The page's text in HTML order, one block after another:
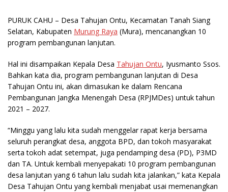
PURUK CAHU – Desa Tahujan Ontu, Kecamatan Tanah Siang
Selatan, Kabupaten Murung Raya (Mura), mencanangkan 10
program pembangunan lanjutan.
Hal ini disampaikan Kepala Desa Tahujan Ontu, Iyusmanto Ssos.
Bahkan kata dia, program pembangunan lanjutan di Desa
Tahujan Ontu ini, akan dimasukan ke dalam Rencana
Pembangunan Jangka Menengah Desa (RPJMDes) untuk tahun
2021 – 2027.
“Minggu yang lalu kita sudah menggelar rapat kerja bersama
seluruh perangkat desa, anggota BPD, dan tokoh masyarakat
serta tokoh adat setempat, juga pendamping desa (PD), P3MD
dan TA. Untuk kembali menyepakati 10 program pembangunan
desa lanjutan yang 6 tahun lalu sudah kita jalankan,” kata Kepala
Desa Tahujan Ontu yang kembali menjabat usai memenangkan